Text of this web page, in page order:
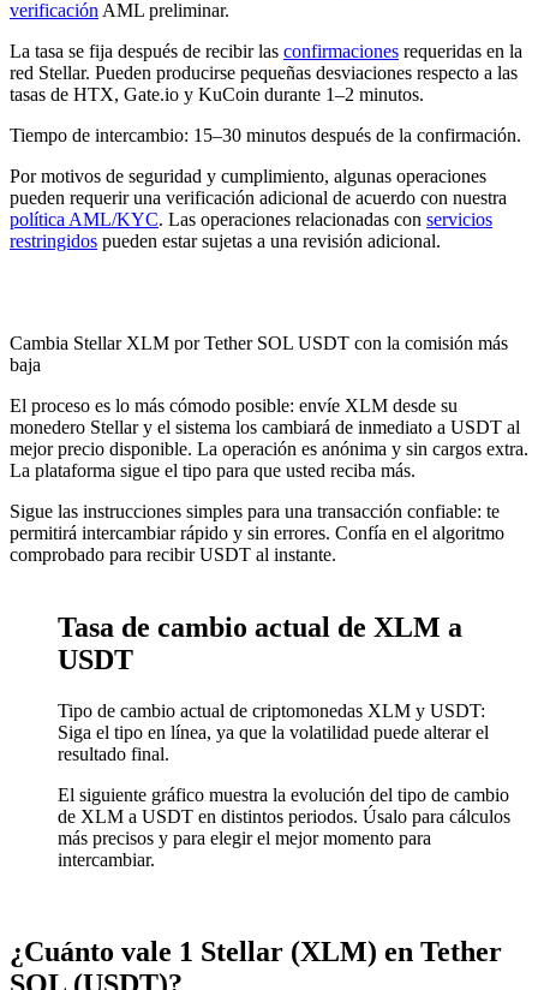
verificaciónAML preliminar.
La tasa se fija después de recibir las confirmaciones requeridas en la
red Stellar. Pueden producirse pequeñas desviaciones respecto a las
tasas de HTX, Gate.io y KuCoin durante 1–2 minutos.
Tiempo de intercambio: 15–30 minutos después de la confirmación.
Por motivos de seguridad y cumplimiento, algunas operaciones
pueden requerir una verificación adicional de acuerdo con nuestra
política AML/KYC. Las operaciones relacionadas con servicios
restringidos pueden estar sujetas a una revisión adicional.
Cambia Stellar XLM por Tether SOL USDT con la comisión más
baja
El proceso es lo más cómodo posible: envíe XLM desde su
monedero Stellar y el sistema los cambiará de inmediato a USDT al
mejor precio disponible. La operación es anónima y sin cargos extra.
La plataforma sigue el tipo para que usted reciba más.
Sigue las instrucciones simples para una transacción confiable: te
permitirá intercambiar rápido y sin errores. Confía en el algoritmo
comprobado para recibir USDT al instante.
Tasa de cambio actual de XLM a
USDT
Tipo de cambio actual de criptomonedas XLM y USDT:
Siga el tipo en línea, ya que la volatilidad puede alterar el
resultado final.
El siguiente gráfico muestra la evolución del tipo de cambio
de XLM a USDT en distintos periodos. Úsalo para cálculos
más precisos y para elegir el mejor momento para
intercambiar.
¿Cuánto vale 1 Stellar (XLM) en Tether